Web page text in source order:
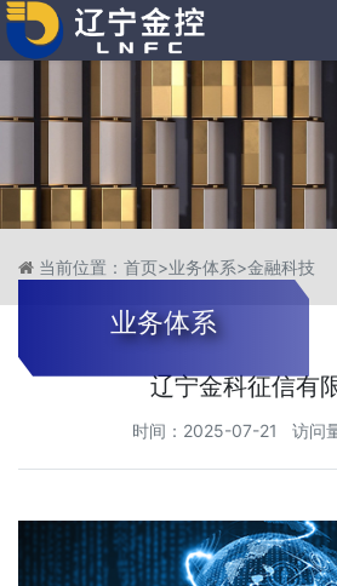
业务体系
当前位置： 首页>业务体系>金融科技
辽宁金科征信有
时间：2025-07-21 访问